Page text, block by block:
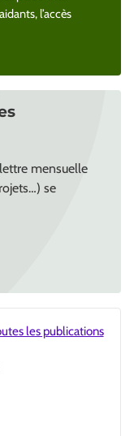
l’accès
mensuelle
se
les publications